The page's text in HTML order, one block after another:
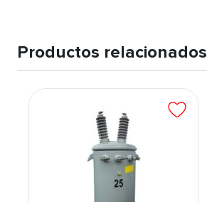
Productos relacionados